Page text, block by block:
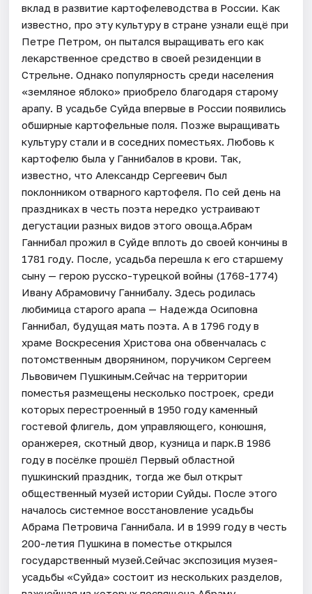
вклад в развитие картофелеводства в России. Как
известно, про эту культуру в стране узнали ещё при
Петре Петром, он пытался выращивать его как
лекарственное средство в своей резиденции в
Стрельне. Однако популярность среди населения
«земляное яблоко» приобрело благодаря старому
арапу. В усадьбе Суйда впервые в России появились
обширные картофельные поля. Позже выращивать
культуру стали и в соседних поместьях. Любовь к
картофелю была у Ганнибалов в крови. Так,
известно, что Александр Сергеевич был
поклонником отварного картофеля. По сей день на
праздниках в честь поэта нередко устраивают
дегустации разных видов этого овоща.Абрам
Ганнибал прожил в Суйде вплоть до своей кончины в
1781 году. После, усадьба перешла к его старшему
сыну — герою русско-турецкой войны (1768-1774)
Ивану Абрамовичу Ганнибалу. Здесь родилась
любимица старого арапа — Надежда Осиповна
Ганнибал, будущая мать поэта. А в 1796 году в
храме Воскресения Христова она обвенчалась с
потомственным дворянином, поручиком Сергеем
Львовичем Пушкиным.Сейчас на территории
поместья размещены несколько построек, среди
которых перестроенный в 1950 году каменный
гостевой флигель, дом управляющего, конюшня,
оранжерея, скотный двор, кузница и парк.В 1986
году в посёлке прошёл Первый областной
пушкинский праздник, тогда же был открыт
общественный музей истории Суйды. После этого
началось системное восстановление усадьбы
Абрама Петровича Ганнибала. И в 1999 году в честь
200-летия Пушкина в поместье открылся
государственный музей.Сейчас экспозиция музея-
усадьбы «Суйда» состоит из нескольких разделов,